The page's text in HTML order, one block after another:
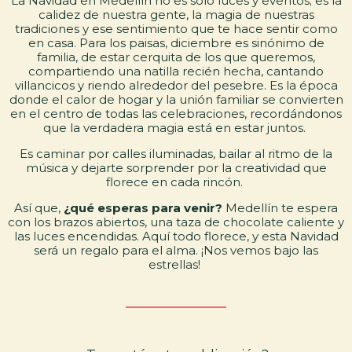
calidez de nuestra gente, la magia de nuestras
tradiciones y ese sentimiento que te hace sentir como
en casa. Para los paisas, diciembre es sinónimo de
familia, de estar cerquita de los que queremos,
compartiendo una natilla recién hecha, cantando
villancicos y riendo alrededor del pesebre. Es la época
donde el calor de hogar y la unión familiar se convierten
en el centro de todas las celebraciones, recordándonos
que la verdadera magia está en estar juntos.
Es caminar por calles iluminadas, bailar al ritmo de la
música y dejarte sorprender por la creatividad que
florece en cada rincón.
Así que, ¿qué esperas para venir? Medellín te espera
con los brazos abiertos, una taza de chocolate caliente y
las luces encendidas. Aquí todo florece, y esta Navidad
será un regalo para el alma. ¡Nos vemos bajo las
estrellas!